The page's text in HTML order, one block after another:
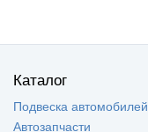
Каталог
Подвеска автомобилей
Автозапчасти